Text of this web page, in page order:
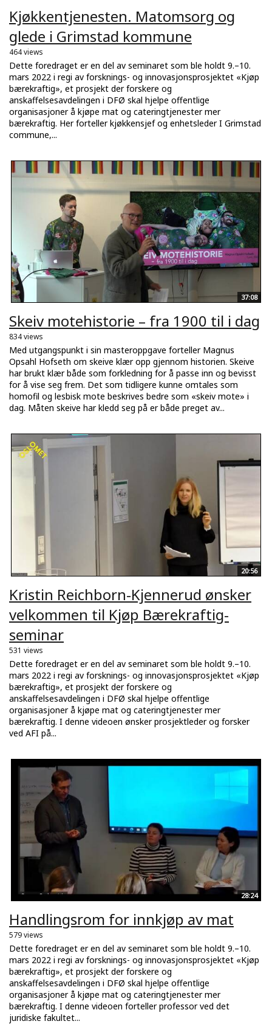
Kjøkkentjenesten. Matomsorg og
glede i Grimstad kommune
464 views
Dette foredraget er en del av seminaret som ble holdt 9.–10.
mars 2022 i regi av forsknings- og innovasjonsprosjektet «Kjøp
bærekraftig», et prosjekt der forskere og
anskaffelsesavdelingen i DFØ skal hjelpe offentlige
organisasjoner å kjøpe mat og cateringtjenester mer
bærekraftig. Her forteller kjøkkensjef og enhetsleder I Grimstad
commune,...
37:08
Skeiv motehistorie – fra 1900 til i dag
834 views
Med utgangspunkt i sin masteroppgave forteller Magnus
Opsahl Hofseth om skeive klær opp gjennom historien. Skeive
har brukt klær både som forkledning for å passe inn og bevisst
for å vise seg frem. Det som tidligere kunne omtales som
homofil og lesbisk mote beskrives bedre som «skeiv mote» i
dag. Måten skeive har kledd seg på er både preget av...
20:56
Kristin Reichborn-Kjennerud ønsker
velkommen til Kjøp Bærekraftig-
seminar
531 views
Dette foredraget er en del av seminaret som ble holdt 9.–10.
mars 2022 i regi av forsknings- og innovasjonsprosjektet «Kjøp
bærekraftig», et prosjekt der forskere og
anskaffelsesavdelingen i DFØ skal hjelpe offentlige
organisasjoner å kjøpe mat og cateringtjenester mer
bærekraftig. I denne videoen ønsker prosjektleder og forsker
ved AFI på...
28:24
Handlingsrom for innkjøp av mat
579 views
Dette foredraget er en del av seminaret som ble holdt 9.–10.
mars 2022 i regi av forsknings- og innovasjonsprosjektet «Kjøp
bærekraftig», et prosjekt der forskere og
anskaffelsesavdelingen i DFØ skal hjelpe offentlige
organisasjoner å kjøpe mat og cateringtjenester mer
bærekraftig. I denne videoen forteller professor ved det
juridiske fakultet...